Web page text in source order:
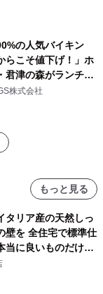
の人気バイキン
らこそ値下げ！」ホ
君津の森がランチバ
&繁忙日料金撤廃
株式会社
もっと見る
タリア産の天然しっ
壁を 全住宅で標準仕
当に良いものだけに